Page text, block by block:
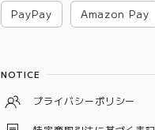
PayPay Amazon Pay
NOTICE
プライバシーポリシー